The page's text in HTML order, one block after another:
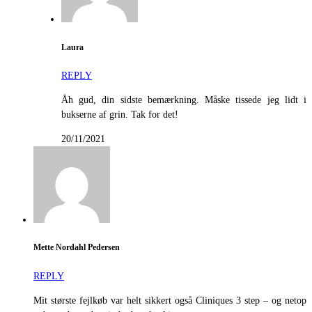
Laura
REPLY
Åh gud, din sidste bemærkning. Måske tissede jeg lidt i
bukserne af grin. Tak for det!
20/11/2021
Mette Nordahl Pedersen
REPLY
Mit største fejlkøb var helt sikkert også Cliniques 3 step – og netop